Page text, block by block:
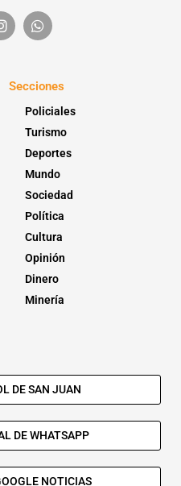
Secciones
Policiales
Turismo
Deportes
Mundo
Sociedad
Política
Cultura
Opinión
Dinero
Minería
DE SAN JUAN
DE WHATSAPP
NOTICIAS